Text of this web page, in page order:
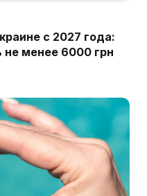
с 2027 года:
менее 6000 грн